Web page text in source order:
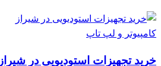
کامپیوتر و لپ تاپ
خرید تجهیزات استودیویی در شیراز